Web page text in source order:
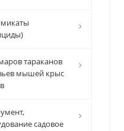
тараканов
мышей крыс
садовое